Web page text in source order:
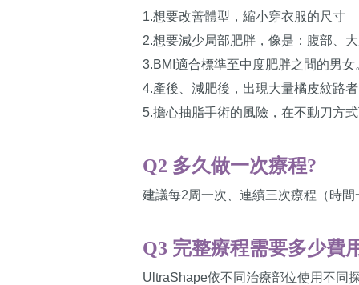
1.想要改善體型，縮小穿衣服的尺寸
2.想要減少局部肥胖，像是：腹部、
3.BMI適合標準至中度肥胖之間的男女
4.產後、減肥後，出現大量橘皮紋路
5.擔心抽脂手術的風險，在不動刀方
Q2 多久做一次療程?
建議每2周一次、連續三次療程（時
Q3 完整療程需要多少費
UltraShape依不同治療部位使用不同